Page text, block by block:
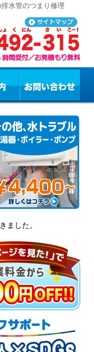
水管のつまり修理
ました。